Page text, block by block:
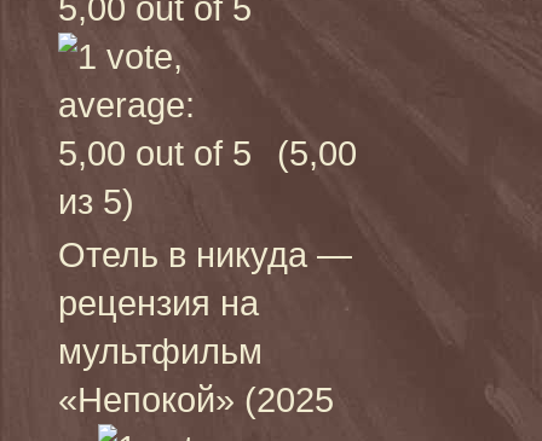
(5,00
из 5)
Отель в никуда —
рецензия на
мультфильм
«Непокой» (2025